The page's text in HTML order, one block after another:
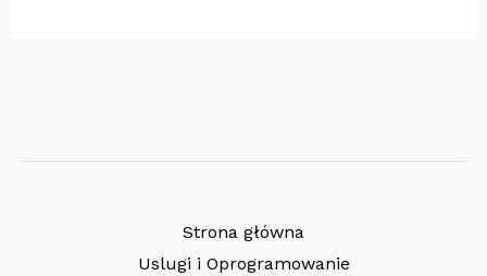
Strona główna
Uslugi i Oprogramowanie